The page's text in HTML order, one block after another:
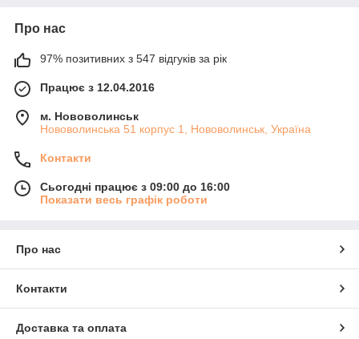
Про нас
97% позитивних з 547 відгуків за рік
Працює з 12.04.2016
м. Нововолинськ
Нововолинська 51 корпус 1, Нововолинськ, Україна
Контакти
Сьогодні працює з 09:00 до 16:00
Показати весь графік роботи
Про нас
Контакти
Доставка та оплата